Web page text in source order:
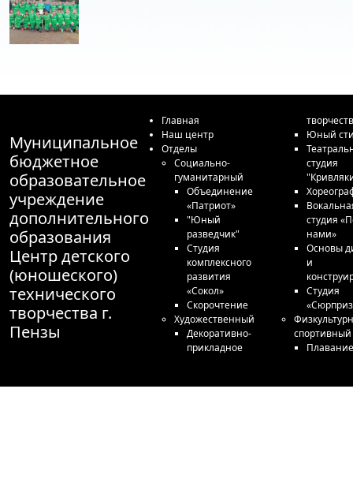
Муниципальное
бюджетное
образовательное
учреждение
дополнительного
образования
Центр детского
(юношеского)
технического
творчества г.
Пензы
Главная
Наш центр
Отделы
Социально-
гуманитарный
Объединение
«Патриот»
"Юный
разведчик"
Студия
комплексного
развития
«Сокол»
Скорочтение
Художественный
Декоративно-
прикладное
Юный
студия
студия
нами»
Основы
и
Студия
спортивный
Плавание